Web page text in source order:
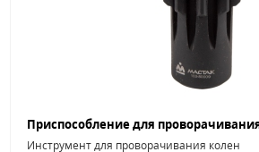
Инструмент для проворачивания коленвала